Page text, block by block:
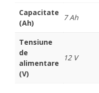
Capacitate
(Ah)
7 Ah
Tensiune
de
alimentare
(V)
12 V